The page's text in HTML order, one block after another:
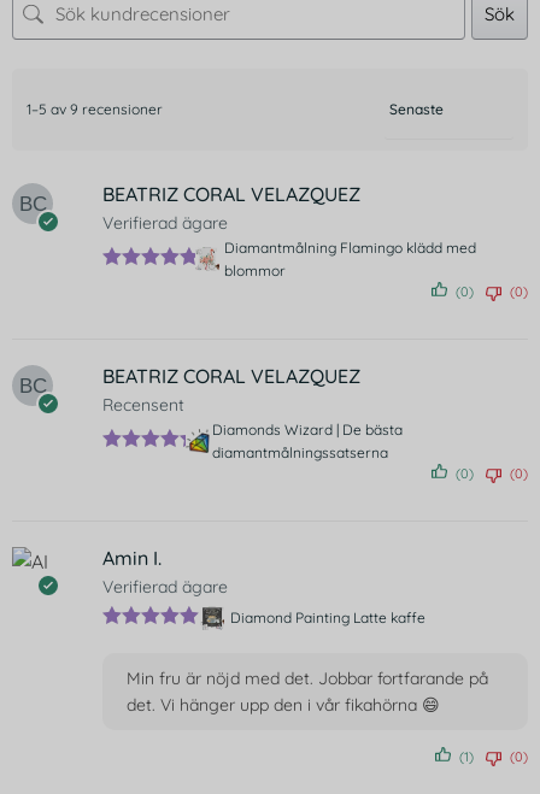
Sök
1–5 av 9 recensioner
BEATRIZ CORAL VELAZQUEZ
Verifierad ägare
Diamantmålning Flamingo klädd med
blommor
(0) (0)
BEATRIZ CORAL VELAZQUEZ
Recensent
Diamonds Wizard | De bästa
diamantmålningssatserna
(0) (0)
Amin I.
Verifierad ägare
Diamond Painting Latte kaffe
Min fru är nöjd med det. Jobbar fortfarande på
det. Vi hänger upp den i vår fikahörna 😄
(1) (0)